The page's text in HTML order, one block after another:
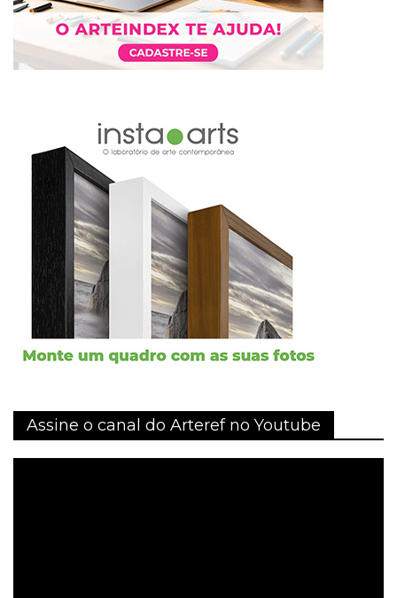
Assine o canal do Arteref no Youtube